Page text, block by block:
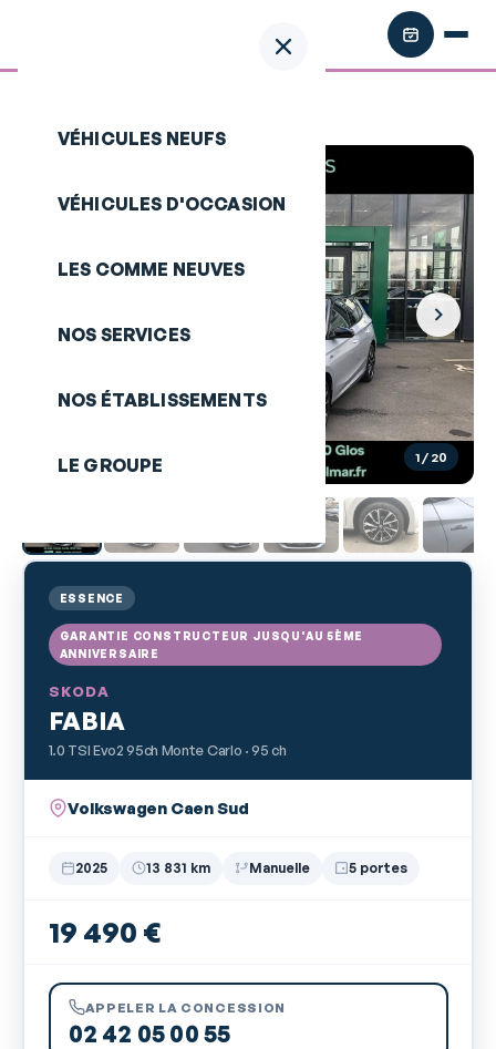
VÉHICULES NEUFS
VÉHICULES D'OCCASION
LES COMME NEUVES
NOS SERVICES
NOS ÉTABLISSEMENTS
LE GROUPE 1/ 20
ESSENCE
GARANTIE CONSTRUCTEUR JUSQU'AU 5ÈME
ANNIVERSAIRE
SKODA
FABIA
1.0 TSI Evo2 95ch Monte Carlo · 95 ch
Volkswagen Caen Sud
2025 13 831 km Manuelle 5 portes
19 490 €
APPELER LA CONCESSION
02 42 05 00 55